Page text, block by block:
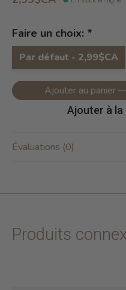
Faire un choix: *
Par défaut - 2,99$CA
Ajouter à la
Évaluations (0)
Produits